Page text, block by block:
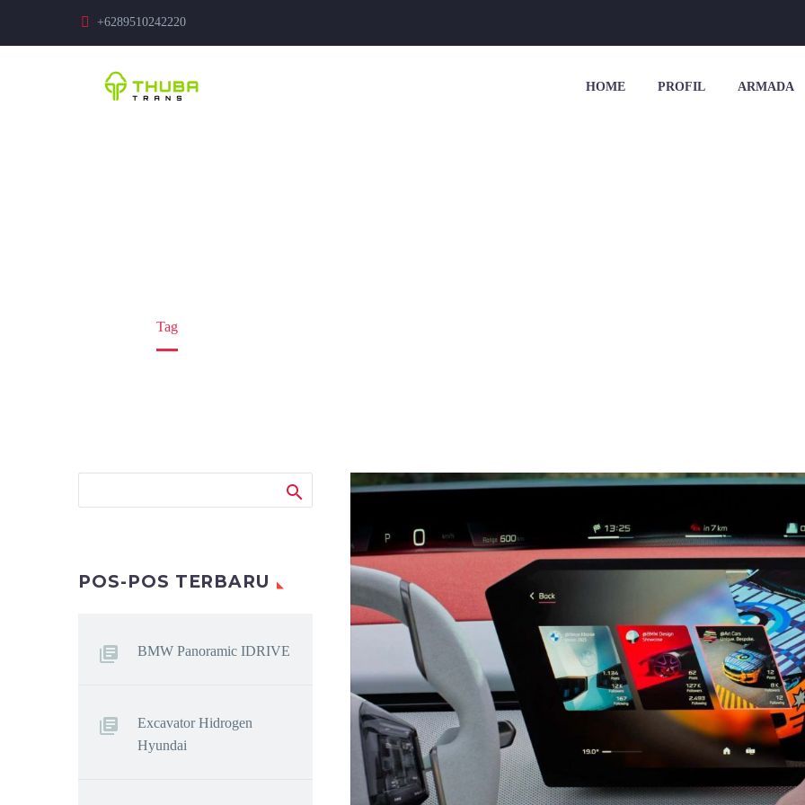
+6289510242220
HOME PROFIL ARMADA
Tag
POS-POS TERBARU
BMW Panoramic IDRIVE
Excavator Hidrogen
Hyundai